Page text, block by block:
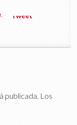
Tweet
publicada. Los